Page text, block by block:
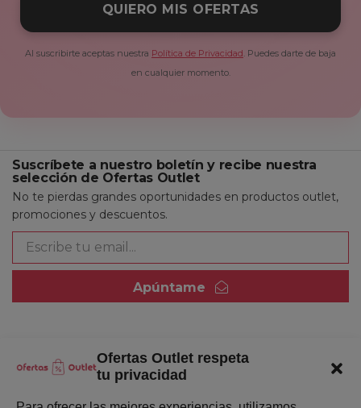
Ofertas Outlet respeta
tu privacidad
QUIERO MIS OFERTAS
Al suscribirte aceptas nuestra Política de Privacidad . Puedes darte de baja
en cualquier momento.
Suscríbete a nuestro boletín y recibe nuestra
selección de Ofertas Outlet
No te pierdas grandes oportunidades en productos outlet,
promociones y descuentos.
Apúntame
Quienes somos